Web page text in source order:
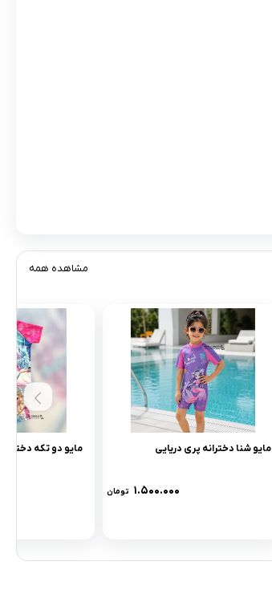
مشاهده همه
مایو شنا دخترانه پری دریایی
۱.۵۰۰.۰۰۰ تومان
مایو دو تکه